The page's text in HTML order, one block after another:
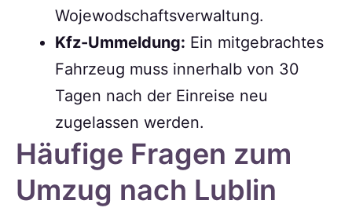
Wojewodschaftsverwaltung.
Kfz-Ummeldung: Ein mitgebrachtes
Fahrzeug muss innerhalb von 30
Tagen nach der Einreise neu
zugelassen werden.
Häufige Fragen zum
Umzug nach Lublin